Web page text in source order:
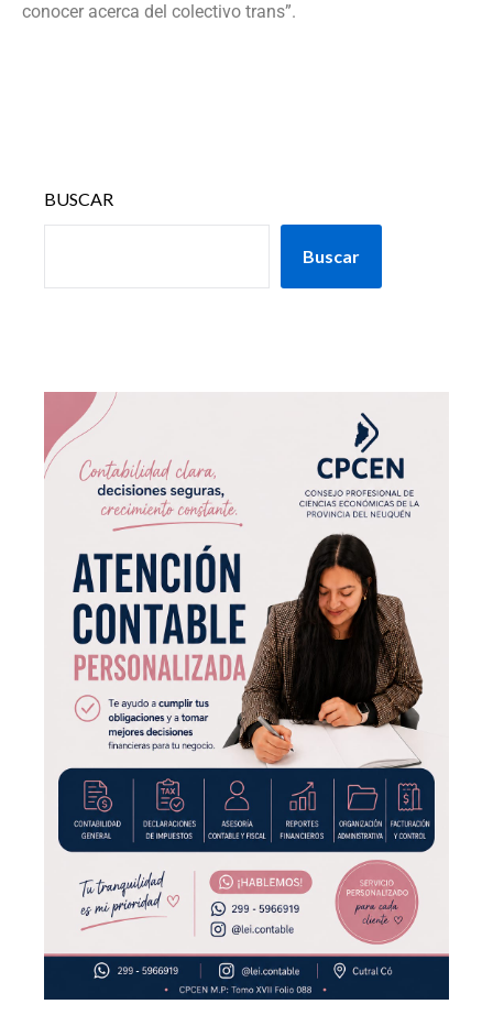
conocer acerca del colectivo trans”.
BUSCAR
Buscar